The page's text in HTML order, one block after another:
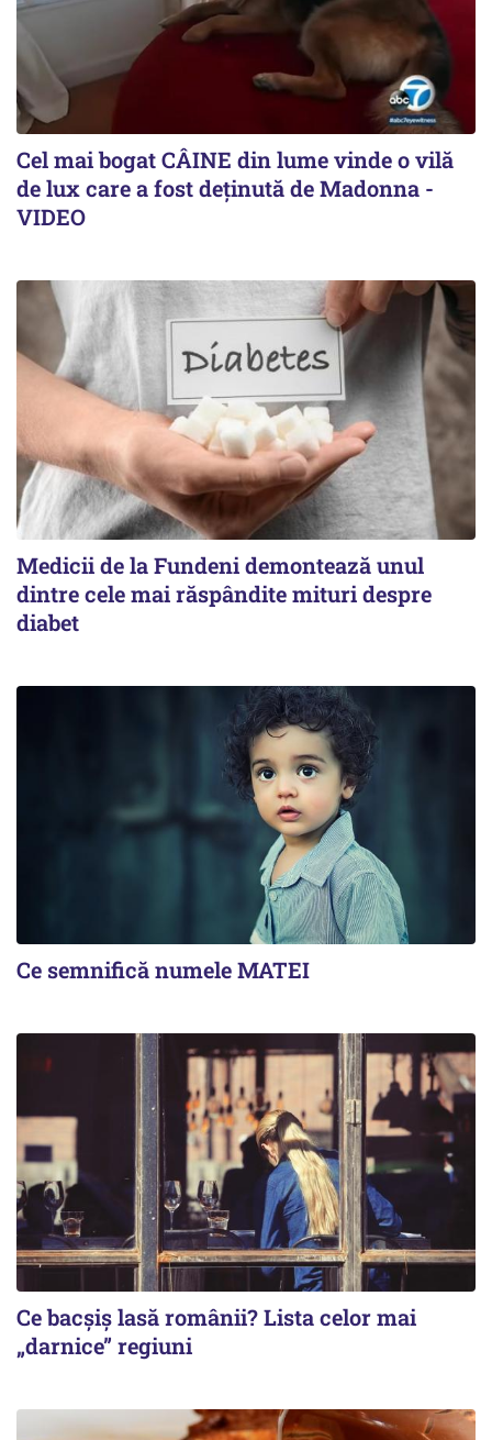
Cel mai bogat CÂINE din lume vinde o vilă
de lux care a fost deținută de Madonna -
VIDEO
Medicii de la Fundeni demontează unul
dintre cele mai răspândite mituri despre
diabet
Ce semnifică numele MATEI
Ce bacșiș lasă românii? Lista celor mai
„darnice” regiuni